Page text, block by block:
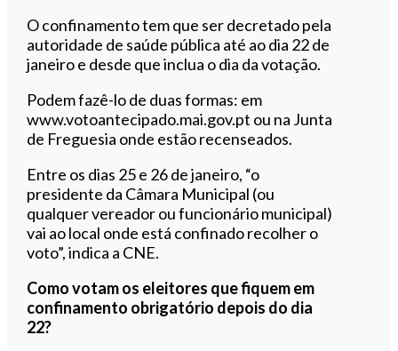
O confinamento tem que ser decretado pela
autoridade de saúde pública até ao dia 22 de
janeiro e desde que inclua o dia da votação.
Podem fazê-lo de duas formas: em
www.votoantecipado.mai.gov.pt ou na Junta
de Freguesia onde estão recenseados.
Entre os dias 25 e 26 de janeiro, “o
presidente da Câmara Municipal (ou
qualquer vereador ou funcionário municipal)
vai ao local onde está confinado recolher o
voto”, indica a CNE.
Como votam os eleitores que fiquem em
confinamento obrigatório depois do dia
22?